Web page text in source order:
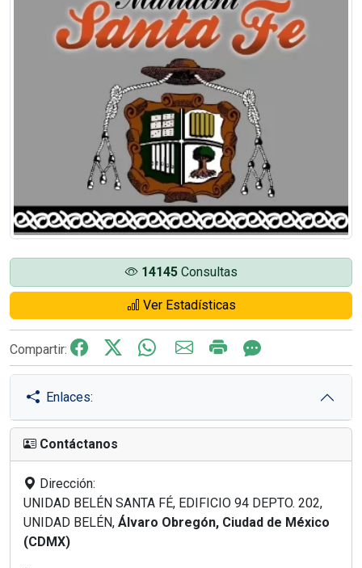
14145Consultas
Ver Estadísticas
Compartir:
Enlaces:
Contáctanos
Dirección:
UNIDAD BELÉN SANTA FÉ, EDIFICIO 94 DEPTO. 202,
UNIDAD BELÉN, Álvaro Obregón, Ciudad de México
(CDMX)